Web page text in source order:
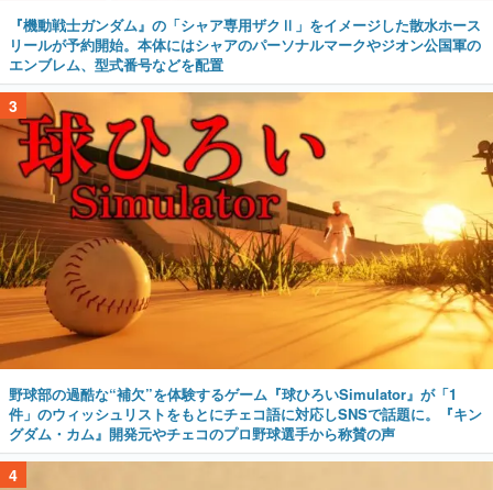
『機動戦士ガンダム』の「シャア専用ザクⅡ」をイメージした散水ホース
リールが予約開始。本体にはシャアのパーソナルマークやジオン公国軍の
エンブレム、型式番号などを配置
3
野球部の過酷な“補欠”を体験するゲーム『球ひろいSimulator』が「1
件」のウィッシュリストをもとにチェコ語に対応しSNSで話題に。『キン
グダム・カム』開発元やチェコのプロ野球選手から称賛の声
4